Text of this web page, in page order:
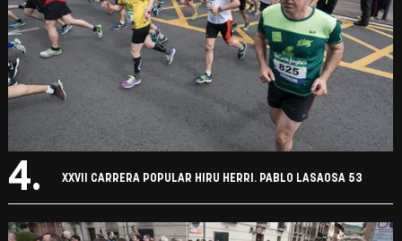
4. XXVII CARRERA POPULAR HIRU HERRI. PABLO LASAOSA 53